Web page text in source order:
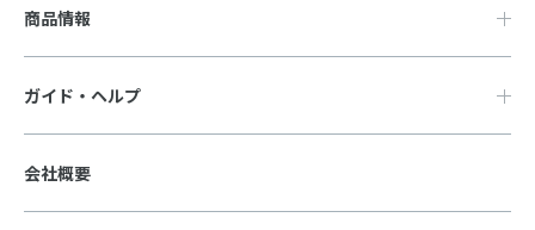
商品情報
ガイド・ヘルプ
会社概要